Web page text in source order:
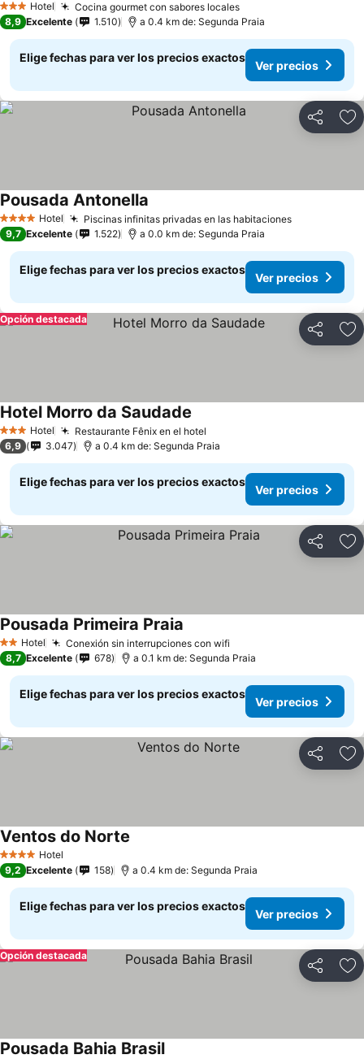
3 Estrellas
Hotel
Cocina gourmet con sabores locales
8,9 Excelente 1.510 a 0.4 km de: Segunda Praia
Elige fechas para ver los precios exactos
Ver precios
Compartir
4 EstrellasHotel Piscinas infinitas privadas en las habitaciones
Pousada Antonella
9,7 Excelente 1.522 a 0.0 km de: Segunda Praia
Elige fechas para ver los precios exactos
Ver precios
Compartir
Opción destacada
3 Estrellas
Hotel Restaurante Fênix en el hotel
Hotel Morro da Saudade
6,9 3.047 a 0.4 km de: Segunda Praia
Elige fechas para ver los precios exactos
Ver precios
Compartir
2 Estrellas
Hotel Conexión sin interrupciones con wifi
Pousada Primeira Praia
8,7 Excelente 678 a 0.1 km de: Segunda Praia
Elige fechas para ver los precios exactos
Ver precios
Compartir
4 EstrellasHotel
Ventos do Norte
9,2 Excelente 158 a 0.4 km de: Segunda Praia
Elige fechas para ver los precios exactos
Ver precios
Compartir
Opción destacada
Pousada Bahia Brasil